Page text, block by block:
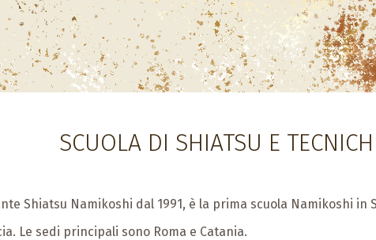
SCUOLA DI SHIATSU E
Shiatsu Namikoshi dal 1991, è la prima scuola Namikoshi
Le sedi principali sono Roma e Catania.